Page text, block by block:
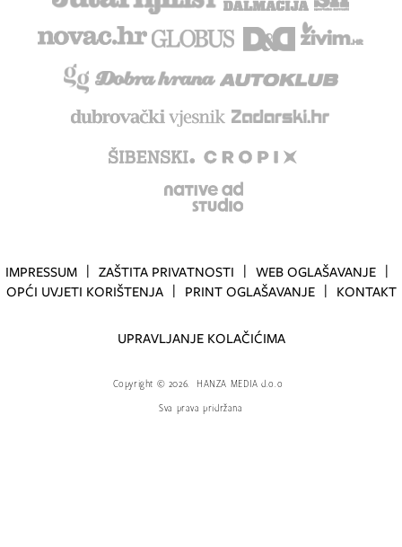
IMPRESSUM ZAŠTITA PRIVATNOSTI
WEB OGLAŠAVANJE
OPĆI UVJETI KORIŠTENJA
PRINT OGLAŠAVANJE KONTAKT
UPRAVLJANJE KOLAČIĆIMA
Copyright © 2026.
HANZA MEDIA d.o.o
Sva prava pridržana